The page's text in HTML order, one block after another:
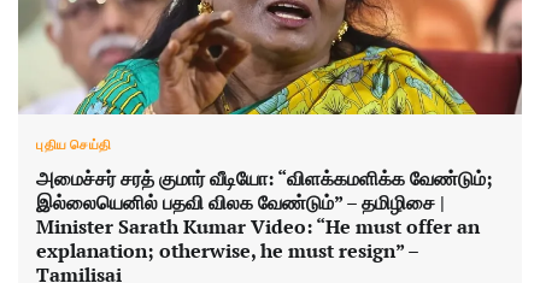
புதிய செய்தி
அமைச்சர் சரத் குமார் வீடியோ: “விளக்கமளிக்க வேண்டும்;
இல்லையெனில் பதவி விலக வேண்டும்” – தமிழிசை |
Minister Sarath Kumar Video: “He must offer an
explanation; otherwise, he must resign” –
Tamilisai